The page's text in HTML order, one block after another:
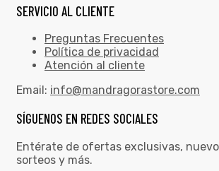
SERVICIO AL CLIENTE
Preguntas Frecuentes
Política de privacidad
Atención al cliente
Email: info@mandragorastore.com
SÍGUENOS EN REDES SOCIALES
Entérate de ofertas exclusivas,
sorteos y más.